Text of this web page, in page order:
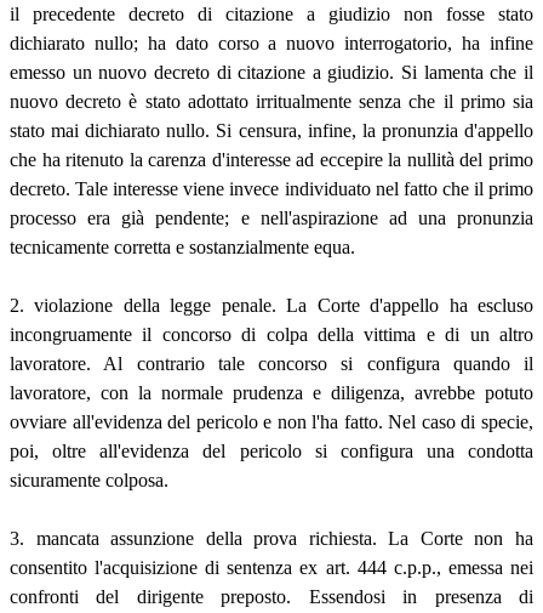
il precedente decreto di citazione a giudizio non fosse stato
dichiarato nullo; ha dato corso a nuovo interrogatorio, ha infine
emesso un nuovo decreto di citazione a giudizio. Si lamenta che il
nuovo decreto è stato adottato irritualmente senza che il primo sia
stato mai dichiarato nullo. Si censura, infine, la pronunzia d'appello
che ha ritenuto la carenza d'interesse ad eccepire la nullità del primo
decreto. Tale interesse viene invece individuato nel fatto che il primo
processo era già pendente; e nell'aspirazione ad una pronunzia
tecnicamente corretta e sostanzialmente equa.
2. violazione della legge penale. La Corte d'appello ha escluso
incongruamente il concorso di colpa della vittima e di un altro
lavoratore. Al contrario tale concorso si configura quando il
lavoratore, con la normale prudenza e diligenza, avrebbe potuto
ovviare all'evidenza del pericolo e non l'ha fatto. Nel caso di specie,
poi, oltre all'evidenza del pericolo si configura una condotta
sicuramente colposa.
3. mancata assunzione della prova richiesta. La Corte non ha
consentito l'acquisizione di sentenza ex art. 444 c.p.p., emessa nei
confronti del dirigente preposto. Essendosi in presenza di